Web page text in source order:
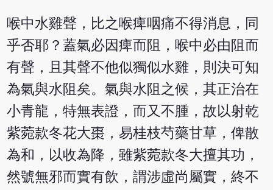
喉中水雞聲，比之喉痺咽痛不得消息，同
乎否耶？蓋氣必因痺而阻，喉中必由阻而
有聲，且其聲不他似獨似水雞，則決可知
為氣與水阻矣。氣與水阻之候，其正治在
小青龍，特無表證，而又不腫，故以射乾
紫菀款冬花大棗，易桂枝芍藥甘草，俾散
為和，以收為降，雖紫菀款冬大擅其功，
然號無邪而實有飲，謂涉虛尚屬實，終不